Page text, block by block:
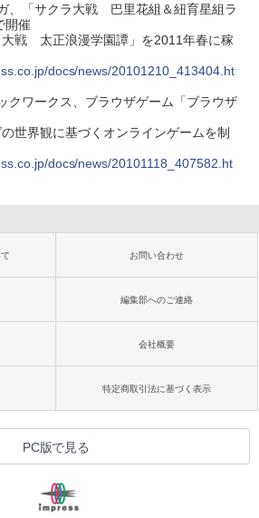
、「サクラ大戦 巴里花組＆紐育星組ラ
開催
大戦 太正浪漫学園譚」を2011年春に稼
docs/news/20101210_413404.ht
クワークス、ブラウザゲーム「ブラウザ
世界観に基づくオンラインゲームを制
docs/news/20101118_407582.ht
お問い合わせ
編集部へのご連絡
会社概要
特定商取引法に基づく表示
PC版で見る